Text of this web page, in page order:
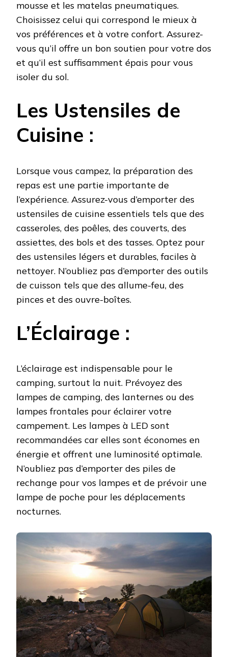
mousse et les matelas pneumatiques.
Choisissez celui qui correspond le mieux à
vos préférences et à votre confort. Assurez-
vous qu’il offre un bon soutien pour votre dos
et qu’il est suffisamment épais pour vous
isoler du sol.
Les Ustensiles de
Cuisine :
Lorsque vous campez, la préparation des
repas est une partie importante de
l’expérience. Assurez-vous d’emporter des
ustensiles de cuisine essentiels tels que des
casseroles, des poêles, des couverts, des
assiettes, des bols et des tasses. Optez pour
des ustensiles légers et durables, faciles à
nettoyer. N’oubliez pas d’emporter des outils
de cuisson tels que des allume-feu, des
pinces et des ouvre-boîtes.
L’Éclairage :
L’éclairage est indispensable pour le
camping, surtout la nuit. Prévoyez des
lampes de camping, des lanternes ou des
lampes frontales pour éclairer votre
campement. Les lampes à LED sont
recommandées car elles sont économes en
énergie et offrent une luminosité optimale.
N’oubliez pas d’emporter des piles de
rechange pour vos lampes et de prévoir une
lampe de poche pour les déplacements
nocturnes.